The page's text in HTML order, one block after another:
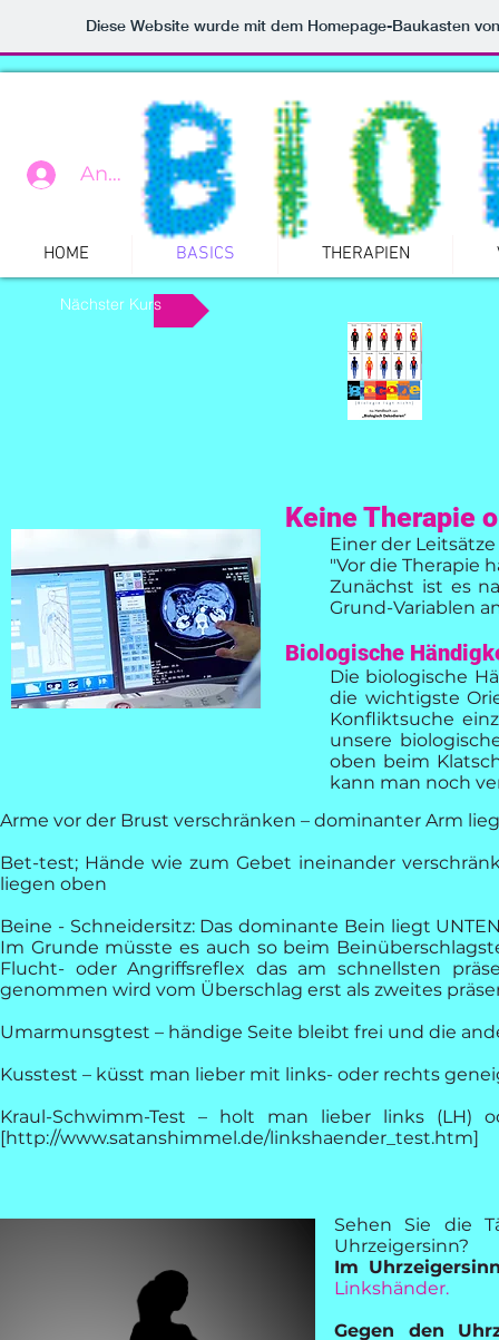
Diese Website wurde mit dem Homepage-Baukasten
HOME BASICS THERAPIEN
Anmelden
Nächster Kurs
Keine Therapie
Einer der
"Vor die Therapie
Zunächst ist es
Grund-Variablen
Biologische
Die biologische
die wichtigste
Konfliktsuche
unsere
oben beim
kann man noch
Arme vor der Brust verschränken – dominanter Arm
Bet-test; Hände wie zum Gebet ineinander
liegen oben
Beine - Schneidersitz: Das dominante Bein liegt
Im Grunde müsste es auch so beim
Flucht- oder Angriffsreflex das am schnellsten
genommen wird vom Überschlag erst als zweites
Umarmunsgtest – händige Seite bleibt frei und die
Kusstest – küsst man lieber mit links- oder rechts
Kraul-Schwimm-Test – holt man lieber links (LH)
[http://www.satanshimmel.de/linkshaender_test.htm]
Sehen Sie die
Uhrzeigersinn?
Im
Linkshänder.
Gegen den